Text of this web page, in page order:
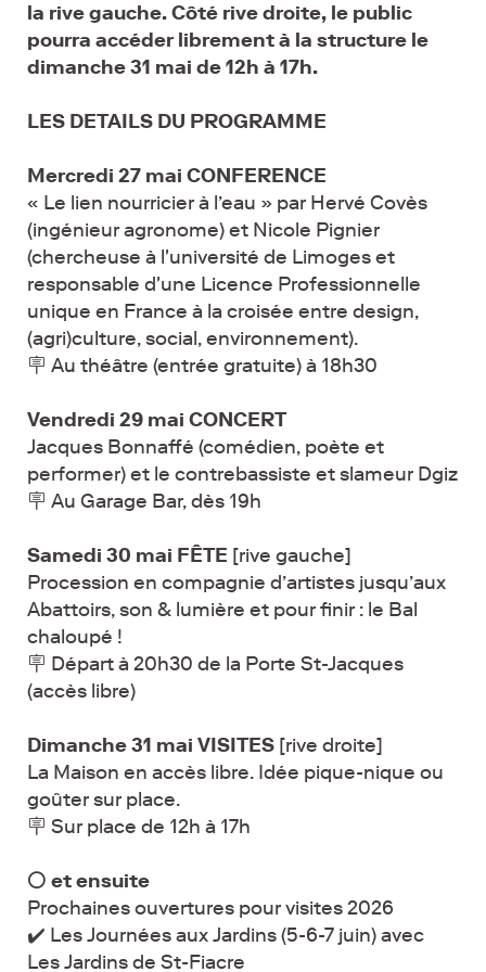
la rive gauche. Côté rive droite, le public
pourra accéder librement à la structure le
dimanche 31 mai de 12h à 17h.
LES DETAILS DU PROGRAMME
Mercredi 27 mai CONFERENCE
« Le lien nourricier à l’eau » par Hervé Covès
(ingénieur agronome) et Nicole Pignier
(chercheuse à l'université de Limoges et
responsable d'une Licence Professionnelle
unique en France à la croisée entre design,
(agri)culture, social, environnement).
🪧 Au théâtre (entrée gratuite) à 18h30
Vendredi 29 mai CONCERT
Jacques Bonnaffé (comédien, poète et
performer) et le contrebassiste et slameur Dgiz
🪧 Au Garage Bar, dès 19h
Samedi 30 mai FÊTE [rive gauche]
Procession en compagnie d’artistes jusqu’aux
Abattoirs, son & lumière et pour finir : le Bal
chaloupé !
🪧 Départ à 20h30 de la Porte St-Jacques
(accès libre)
Dimanche 31 mai VISITES [rive droite]
La Maison en accès libre. Idée pique-nique ou
goûter sur place.
🪧 Sur place de 12h à 17h
⚪ et ensuite
Prochaines ouvertures pour visites 2026
✔️ Les Journées aux Jardins (5-6-7 juin) avec
Les Jardins de St-Fiacre